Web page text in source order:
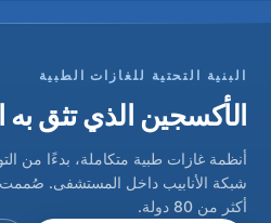
البنية التحتية للغازات الطبية
الأكسجين الذي تثق
أنظمة غازات طبية متكاملة، بدءًا من
شبكة الأنابيب داخل المستشفى. صُممت
أكثر من 80 دولة.